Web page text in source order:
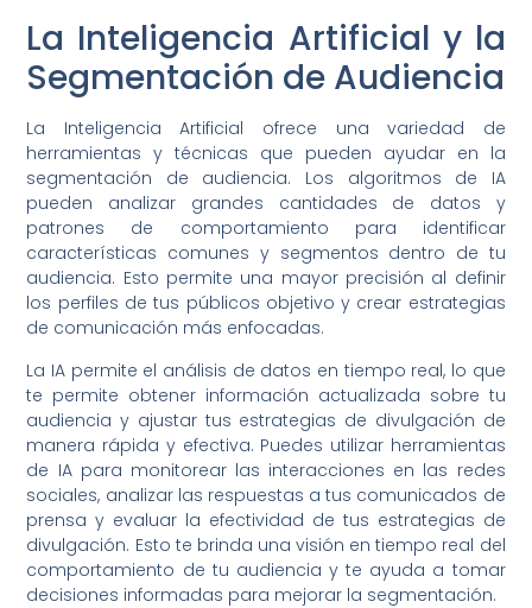
La Inteligencia Artificial y la
Segmentación de Audiencia
La Inteligencia Artificial ofrece una variedad de
herramientas y técnicas que pueden ayudar en la
segmentación de audiencia. Los algoritmos de IA
pueden analizar grandes cantidades de datos y
patrones de comportamiento para identificar
características comunes y segmentos dentro de tu
audiencia. Esto permite una mayor precisión al definir
los perfiles de tus públicos objetivo y crear estrategias
de comunicación más enfocadas.
La IA permite el análisis de datos en tiempo real, lo que
te permite obtener información actualizada sobre tu
audiencia y ajustar tus estrategias de divulgación de
manera rápida y efectiva. Puedes utilizar herramientas
de IA para monitorear las interacciones en las redes
sociales, analizar las respuestas a tus comunicados de
prensa y evaluar la efectividad de tus estrategias de
divulgación. Esto te brinda una visión en tiempo real del
comportamiento de tu audiencia y te ayuda a tomar
decisiones informadas para mejorar la segmentación.